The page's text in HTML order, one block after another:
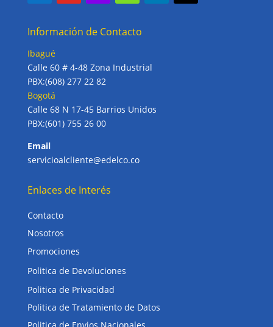
Información de Contacto
Ibagué
Calle 60 # 4-48 Zona Industrial
PBX:(608) 277 22 82
Bogotá
Calle 68 N 17-45 Barrios Unidos
PBX:(601) 755 26 00
Email
servicioalcliente@edelco.co
Enlaces de Interés
Contacto
Nosotros
Promociones
Politica de Devoluciones
Politica de Privacidad
Politica de Tratamiento de Datos